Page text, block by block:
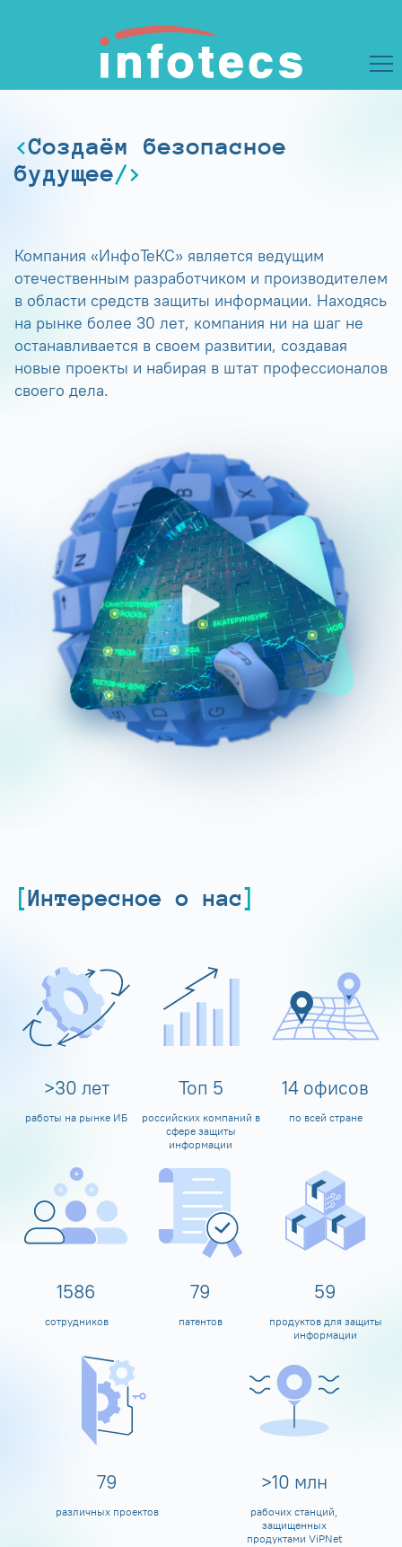
Создаём безопасное
будущее
Компания «ИнфоТеКС» является ведущим
отечественным разработчиком и производителем
в области средств защиты информации. Находясь
на рынке более 30 лет, компания ни на шаг не
останавливается в своем развитии, создавая
новые проекты и набирая в штат профессионалов
своего дела.
Интересное о нас
>30 лет
работы на рынке ИБ
Топ 5
российских компаний в
сфере защиты
информации
14 офисов
по всей стране
1600
сотрудников
80
патентов
60
продуктов для защиты
информации
80
различных проектов
>10 млн
рабочих станций,
защищенных
продуктами ViPNet